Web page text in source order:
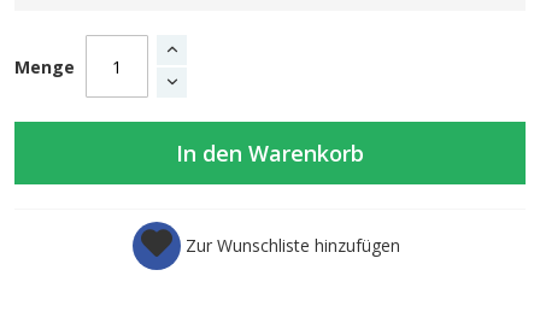
Menge
In den Warenkorb
Zur Wunschliste hinzufügen